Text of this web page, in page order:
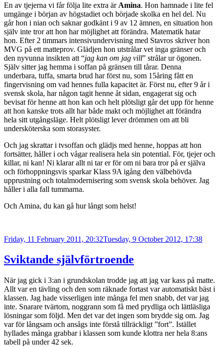
En av tjejerna vi får följa lite extra är Amina. Hon hamnade i lite fel
umgänge i början av högstadiet och började skolka en hel del. Nu
går hon i nian och saknar godkänt i 9 av 12 ämnen, en situation hon
själv inte tror att hon har möjlighet att förändra. Matematik hatar
hon. Efter 2 timmars intensivundervisning med Stavros skriver hon
MVG på ett matteprov. Glädjen hon utstrålar vet inga gränser och
den nyvunna insikten att “jag kan om jag vill” strålar ur ögonen.
Själv sitter jag hemma i soffan på gränsen till tårar. Denna
underbara, tuffa, smarta brud har först nu, som 15åring fått en
fingervisning om vad hennes fulla kapacitet är. Först nu, efter 9 år i
svensk skola, har någon tagit henne åt sidan, engagerat sig och
bevisat för henne att hon kan och helt plötsligt går det upp för henne
att hon kanske trots allt har både makt och möjlighet att förändra
hela sitt utgångsläge. Helt plötsligt lever drömmen om att bli
undersköterska som storasyster.
Och jag skrattar i tvsoffan och glädjs med henne, hoppas att hon
fortsätter, håller i och vågar realisera hela sin potential. För, tjejer och
killar, ni kan! Ni klarar allt ni tar er för om ni bara tror på er själva
och förhoppningsvis sparkar Klass 9A igång den välbehövda
upprustning och totalmodernisering som svensk skola behöver. Jag
håller i alla fall tummarna.
Och Amina, du kan gå hur långt som helst!
Posted
Friday, 11 February 2011, 20:32Tuesday, 9 October 2012, 17:38
Sviktande självförtroende
När jag gick i 3:an i grundskolan trodde jag att jag var kass på matte.
Allt var en tävling och den som räknade fortast var automatiskt bäst i
klassen. Jag hade visserligen inte många fel men snabb, det var jag
inte. Snarare tvärtom, noggrann som få med prydliga och lättläsliga
lösningar som följd. Men det var det ingen som brydde sig om. Jag
var för långsam och ansågs inte förstå tillräckligt ”fort”. Istället
hyllades många grabbar i klassen som kunde klottra ner hela 8:ans
tabell på under 42 sek.